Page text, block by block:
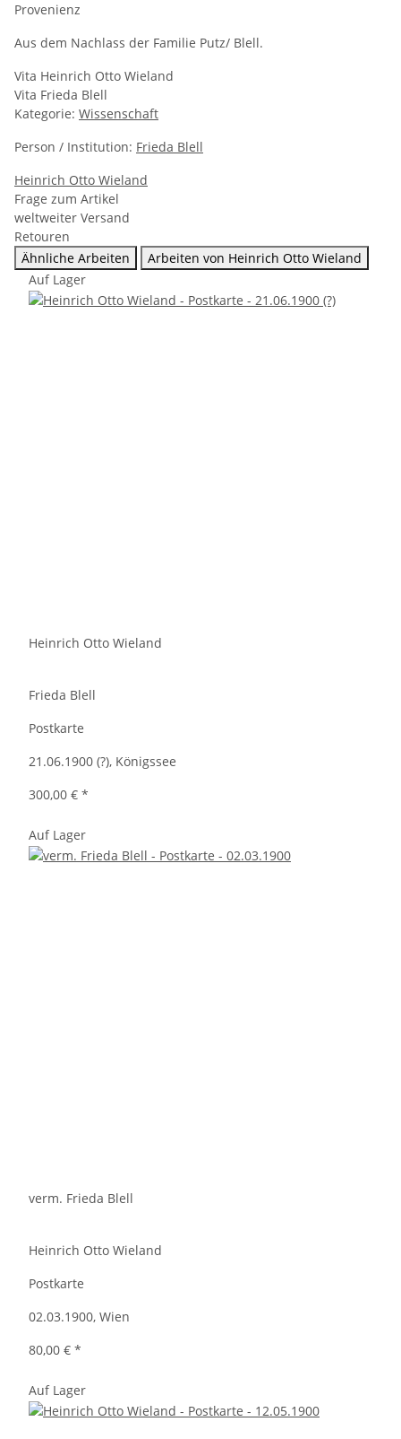
Provenienz
Aus dem Nachlass der Familie Putz/ Blell.
Vita Heinrich Otto Wieland
Vita Frieda Blell
Kategorie: Wissenschaft
Person / Institution: Frieda Blell
Heinrich Otto Wieland
Frage zum Artikel
weltweiter Versand
Retouren
Ähnliche Arbeiten
Arbeiten von Heinrich Otto Wieland
Auf Lager
Heinrich Otto Wieland
Frieda Blell
Postkarte
21.06.1900 (?), Königssee
300,00 € *
Auf Lager
verm. Frieda Blell
Heinrich Otto Wieland
Postkarte
02.03.1900, Wien
80,00 € *
Auf Lager